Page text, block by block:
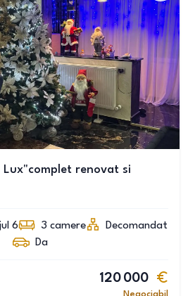
renovat si
6 3 camere
Decomandat
Da
120 000